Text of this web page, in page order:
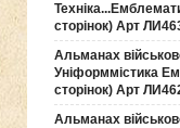
сторінок) Арт
Альманах
Уніформмістика
сторінок) Арт
Альманах